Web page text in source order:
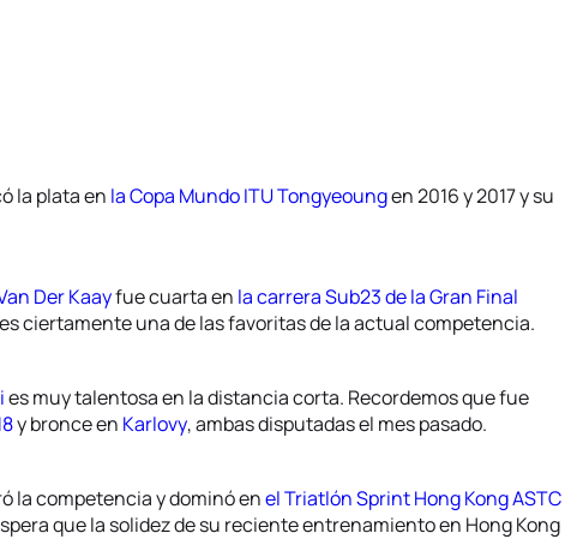
la plata en la Copa Mundo ITU Tongyeoungen 2016 y 2017 y su
Der Kaayfue cuarta en la carrera Sub23 de la Gran Final
ciertamente una de las favoritas de la actual competencia.
es muy talentosa en la distancia corta. Recordemos que fue
y bronce en Karlovy, ambas disputadas el mes pasado.
la competencia y dominó enel Triatlón Sprint Hong Kong ASTC
que la solidez de su reciente entrenamiento en Hong Kong